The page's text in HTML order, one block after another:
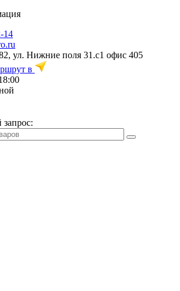
14
ул. Нижние поля 31.с1 офис 405
в